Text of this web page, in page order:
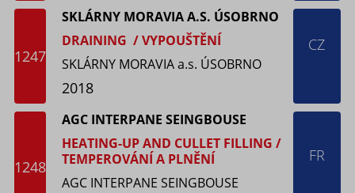
1247
SKLÁRNY MORAVIA A.S. ÚSOBRNO
DRAINING / VYPOUŠTĚNÍ
SKLÁRNY MORAVIA a.s. ÚSOBRNO
2018
CZ
1248
AGC INTERPANE SEINGBOUSE
HEATING-UP AND CULLET FILLING /
TEMPEROVÁNÍ A PLNĚNÍ
AGC INTERPANE SEINGBOUSE
FR